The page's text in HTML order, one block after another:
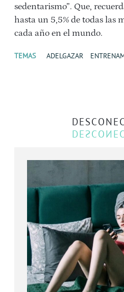
sedentarismo”. Que,
hasta un 5,5% de todas las
cada año en el mundo.
TEMAS ADELGAZAR